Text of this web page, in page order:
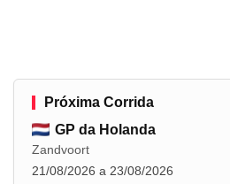
Próxima Corrida
GP da Holanda
Zandvoort
21/08/2026 a 23/08/2026